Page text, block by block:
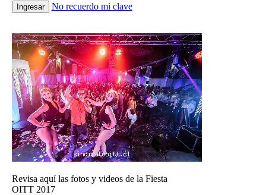
Ingresar No recuerdo mi clave
Revisa aquí las fotos y videos de la Fiesta
OITT 2017